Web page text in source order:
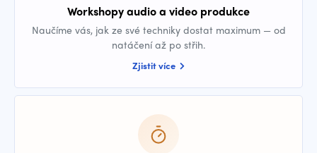
Workshopy audio a video produkce
Naučíme vás, jak ze své techniky dostat maximum — od
natáčení až po střih.
Zjistit více